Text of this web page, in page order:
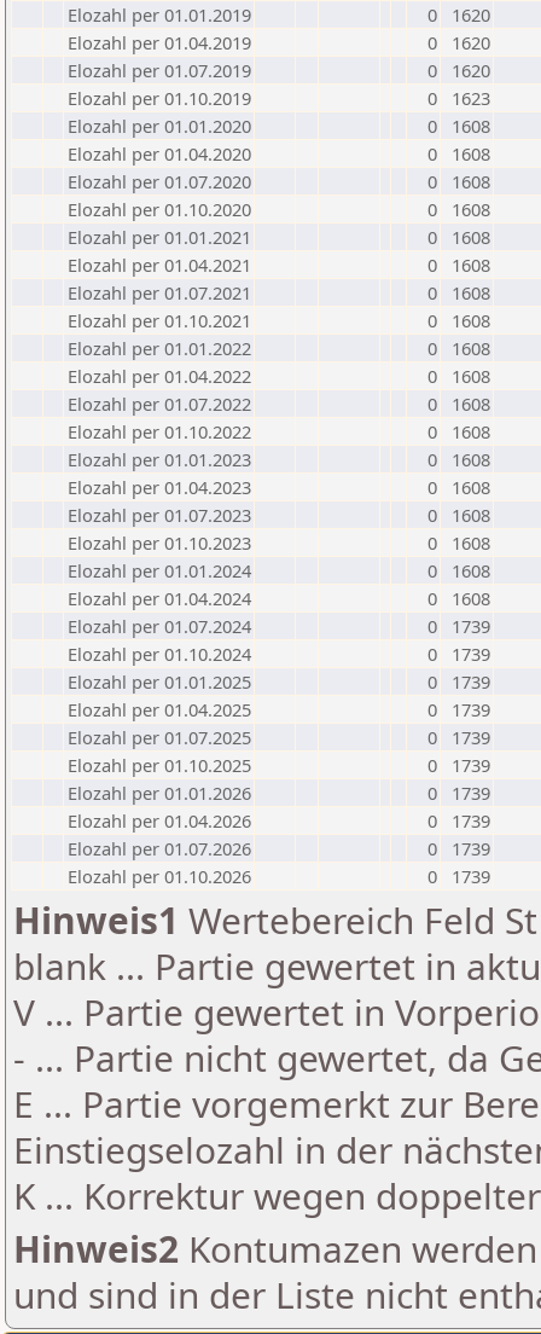
Elozahl per 01.01.2019
0
1620
Elozahl per 01.04.2019
0
1620
Elozahl per 01.07.2019
0
1620
Elozahl per 01.10.2019
0
1623
Elozahl per 01.01.2020
0
1608
Elozahl per 01.04.2020
0
1608
Elozahl per 01.07.2020
0
1608
Elozahl per 01.10.2020
0
1608
Elozahl per 01.01.2021
0
1608
Elozahl per 01.04.2021
0
1608
Elozahl per 01.07.2021
0
1608
Elozahl per 01.10.2021
0
1608
Elozahl per 01.01.2022
0
1608
Elozahl per 01.04.2022
0
1608
Elozahl per 01.07.2022
0
1608
Elozahl per 01.10.2022
0
1608
Elozahl per 01.01.2023
0
1608
Elozahl per 01.04.2023
0
1608
Elozahl per 01.07.2023
0
1608
Elozahl per 01.10.2023
0
1608
Elozahl per 01.01.2024
0
1608
Elozahl per 01.04.2024
0
1608
Elozahl per 01.07.2024
0
1739
Elozahl per 01.10.2024
0
1739
Elozahl per 01.01.2025
0
1739
Elozahl per 01.04.2025
0
1739
Elozahl per 01.07.2025
0
1739
Elozahl per 01.10.2025
0
1739
Elozahl per 01.01.2026
0
1739
Elozahl per 01.04.2026
0
1739
Elozahl per 01.07.2026
0
1739
Elozahl per 01.10.2026
0 1739
Hinweis1 Wertebereich Feld
blank ... Partie gewertet in
V ... Partie gewertet in
- ... Partie nicht gewertet, da
E ... Partie vorgemerkt zur
Einstiegselozahl in der
K ... Korrektur wegen
Hinweis2 Kontumazen
und sind in der Liste nicht